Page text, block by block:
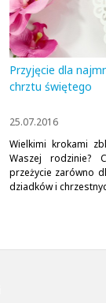
Przyjęcie dla
chrztu świętego
25.07.2016
Wielkimi krokami
Waszej rodzinie?
przeżycie zarówno
dziadków i